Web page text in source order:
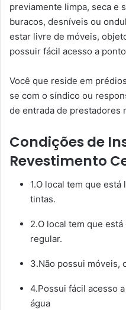
previamente limpa, seca e
buracos, desníveis ou
estar livre de móveis,
possuir fácil acesso a
Você que reside em
se com o síndico ou
de entrada de prestadores
Condições de
Revestimento
1.O local tem que
tintas.
2.O local tem que
regular.
3.Não possui móveis,
4.Possui fácil acesso
água